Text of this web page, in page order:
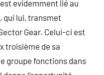
evidemment lié au
qui lui, transmet
Gear. Celui-ci est
troisième de sa
groupe fonctions dans